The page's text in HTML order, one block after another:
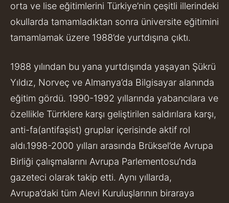
orta ve lise eğitimlerini Türkiye’nin çeşitli illerindeki
okullarda tamamladıktan sonra üniversite eğitimini
tamamlamak üzere 1988’de yurtdışına çıktı.
1988 yılından bu yana yurtdışında yaşayan Şükrü
Yıldız, Norveç ve Almanya’da Bilgisayar alanında
eğitim gördü. 1990-1992 yıllarında yabancılara ve
özellikle Türrklere karşı geliştirilen saldırılara karşı,
anti-fa(antifaşist) gruplar içerisinde aktif rol
aldı.1998-2000 yılları arasında Brüksel’de Avrupa
Birliği çalışmalarını Avrupa Parlementosu’nda
gazeteci olarak takip etti. Aynı yıllarda,
Avrupa’daki tüm Alevi Kuruluşlarının biraraya